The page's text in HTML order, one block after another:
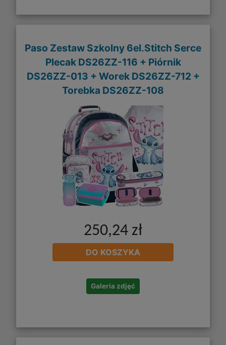
Paso Zestaw Szkolny 6el.Stitch Serce
Plecak DS26ZZ-116 + Piórnik
DS26ZZ-013 + Worek DS26ZZ-712 +
Torebka DS26ZZ-108
250,24 zł
DO KOSZYKA
Galeria zdjęć